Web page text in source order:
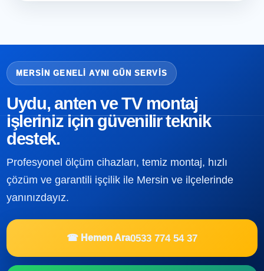
MERSIN GENELI AYNI GÜN SERVIS
Uydu, anten ve TV montaj
işleriniz için güvenilir teknik
destek.
Profesyonel ölçüm cihazları, temiz montaj, hızlı
çözüm ve garantili işçilik ile Mersin ve ilçelerinde
yanınızdayız.
☎ Hemen Ara0533 774 54 37